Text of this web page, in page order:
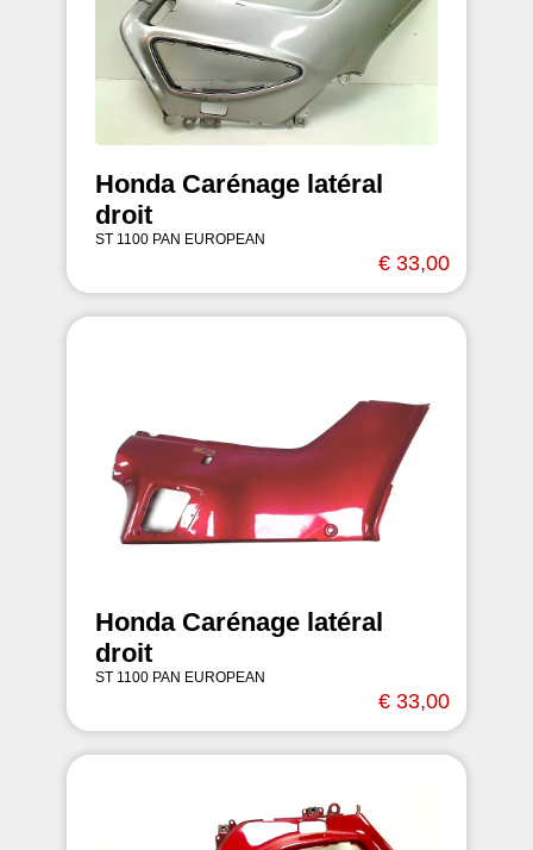
Honda Carénage latéral
droit
ST 1100 PAN EUROPEAN
€ 33,00
Honda Carénage latéral
droit
ST 1100 PAN EUROPEAN
€ 33,00